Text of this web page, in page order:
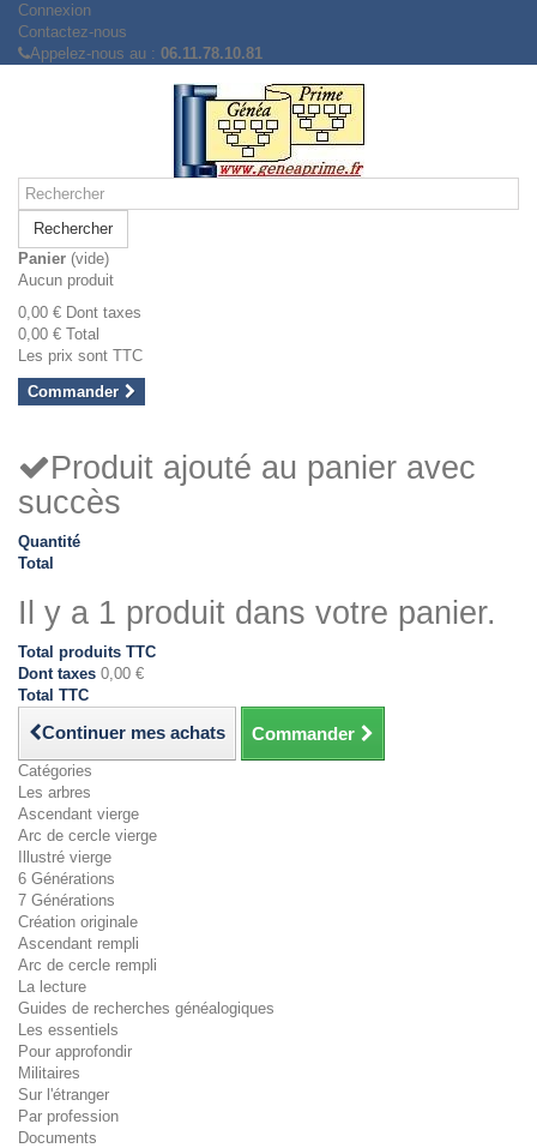
Connexion
Contactez-nous
Appelez-nous au : 06.11.78.10.81
Rechercher
Panier (vide)
Aucun produit
0,00 € Dont taxes
0,00 € Total
Les prix sont TTC
Commander
Produit ajouté au panier avec
succès
Quantité
Total
Il y a 1 produit dans votre panier.
Total produits TTC
Dont taxes 0,00 €
Total TTC
Continuer mes achats Commander
Catégories
Les arbres
Ascendant vierge
Arc de cercle vierge
Illustré vierge
6 Générations
7 Générations
Création originale
Ascendant rempli
Arc de cercle rempli
La lecture
Guides de recherches généalogiques
Les essentiels
Pour approfondir
Militaires
Sur l'étranger
Par profession
Documents